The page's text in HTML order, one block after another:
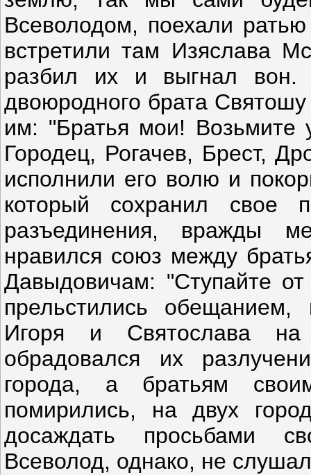
Всеволодом, поехали
встретили там Изяслава
разбил их и выгнал вон.
двоюродного брата
им: "Братья мои!
Городец, Рогачев, Брест,
исполнили его волю и
который сохранил свое
разъединения, вражды
нравился союз между
Давыдовичам: "Ступайте
прельстились
Игоря и Святослава на
обрадовался их
города, а братьям
помирились, на двух
досаждать просьбами
Всеволод, однако, не